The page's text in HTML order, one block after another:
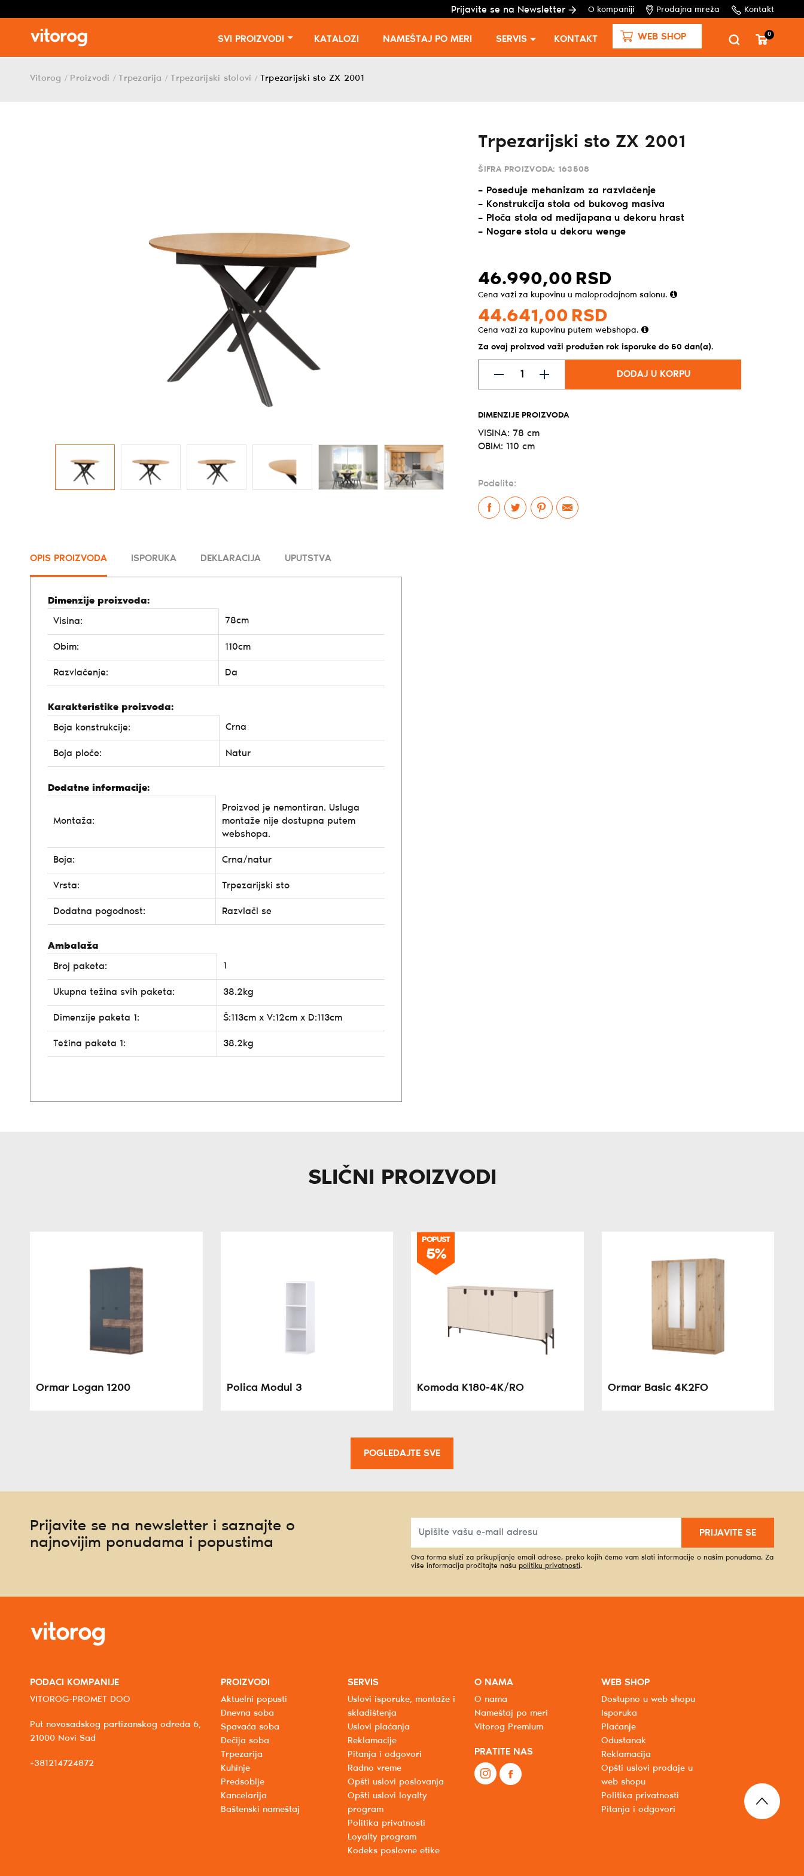
Prijavite se na Newsletter O kompaniji Prodajna mreža Kontakt
SVI PROIZVODI KATALOZI NAMEŠTAJ PO MERI SERVIS KONTAKT WEB SHOP 0
Vitorog / Proizvodi / Trpezarija / Trpezarijski stolovi / Trpezarijski sto ZX 2001
Trpezarijski sto ZX 2001
ŠIFRA PROIZVODA: 163508
– Poseduje mehanizam za razvlačenje
– Konstrukcija stola od bukovog masiva
– Ploča stola od medijapana u dekoru hrast
– Nogare stola u dekoru wenge
46.990,00 RSD
Cena važi za kupovinu u maloprodajnom salonu.
44.641,00 RSD
Cena važi za kupovinu putem webshopa.
Za ovaj proizvod važi produžen rok isporuke do 50 dan(a).
DODAJ U KORPU
DIMENZIJE PROIZVODA
VISINA: 78 cm
OBIM: 110 cm
Podelite:
OPIS PROIZVODA ISPORUKA DEKLARACIJA UPUTSTVA
Dimenzije proizvoda:
Visina:
78cm
Obim: 110cm
Razvlačenje: Da
Karakteristike proizvoda:
Boja konstrukcije:
Crna
Boja ploče: Natur
Dodatne informacije:
Montaža:
Proizvod je nemontiran. Usluga
montaže nije dostupna putem
webshopa.
Boja: Crna/natur
Vrsta: Trpezarijski sto
Dodatna pogodnost: Razvlači se
Ambalaža
Broj paketa:
1
Ukupna težina svih paketa: 38.2kg
Dimenzije paketa 1: Š:113cm x V:12cm x D:113cm
Težina paketa 1: 38.2kg
SLIČNI PROIZVODI
Ormar Logan 1200 Polica Modul 3
POPUST
5%
Komoda K180-4K/RO Ormar Basic 4K2FO
POGLEDAJTE SVE
Prijavite se na newsletter i saznajte o
najnovijim ponudama i popustima
PRIJAVITE SE
Ova forma služi za prikupljanje email adrese, preko kojih ćemo vam slati informacije o našim ponudama. Za
više informacija pročitajte našu politiku privatnosti.
PODACI KOMPANIJE
VITOROG-PROMET DOO
Put novosadskog partizanskog odreda 6,
21000 Novi Sad
+381214724872
PROIZVODI
Aktuelni popusti
Dnevna soba
Spavaća soba
Dečija soba
Trpezarija
Kuhinje
Predsoblje
Kancelarija
Baštenski nameštaj
SERVIS
Uslovi isporuke, montaže i
skladištenja
Uslovi plaćanja
Reklamacije
Pitanja i odgovori
Radno vreme
Opšti uslovi poslovanja
Opšti uslovi loyalty
program
Politika privatnosti
Loyalty program
Kodeks poslovne etike
O NAMA
O nama
Nameštaj po meri
Vitorog Premium
PRATITE NAS
WEB SHOP
Dostupno u web shopu
Isporuka
Plaćanje
Odustanak
Reklamacija
Opšti uslovi prodaje u
web shopu
Politika privatnosti
Pitanja i odgovori